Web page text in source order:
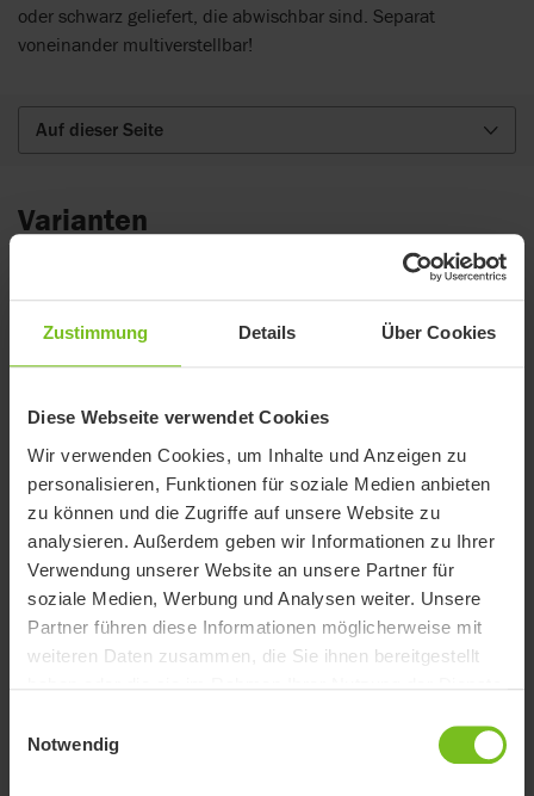
Zustimmung Details Über Cookies
Diese Webseite verwendet Cookies
Wir verwenden Cookies, um Inhalte und Anzeigen zu
personalisieren, Funktionen für soziale Medien anbieten
zu können und die Zugriffe auf unsere Website zu
analysieren. Außerdem geben wir Informationen zu Ihrer
Verwendung unserer Website an unsere Partner für
soziale Medien, Werbung und Analysen weiter. Unsere
Partner führen diese Informationen möglicherweise mit
weiteren Daten zusammen, die Sie ihnen bereitgestellt
Notwendig
oder schwarz geliefert, die abwischbar sind. Separat
voneinander multiverstellbar!
Auf dieser Seite
Varianten
Eine Größe
Dokumente
Das Herunterladen von Benutzerhandbüchern ist nur für den
zweckmäßigen Gebrauch bestimmt. Die Produkte, auf die verwiesen
wird, können ohne vorherige Ankündigung geändert werden und es
Übersetzung zu vergewissern die aktuelle Version zu verwenden.